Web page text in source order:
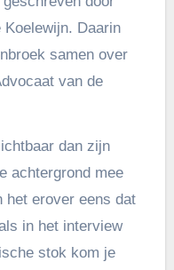
Daarin
samen over
van de
dan zijn
achtergrond mee
het erover eens dat
in het interview
stok kom je